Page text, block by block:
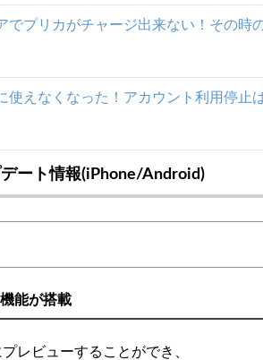
でプリカがチャージ出来ない！その時
使えなくなった！アカウント利用停止
イドカードが使えない、チャージでき
！
デートで友だちが消えた!?不具合の理
デート情報(iPhone/Android)
能が搭載
レビューすることができ、